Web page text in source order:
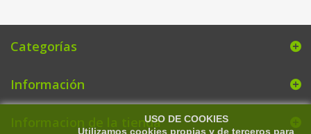
Categorías
Información
Informacion de la tiendaUSO DE COOKIES
Utilizamos cookies propias y de terceros para